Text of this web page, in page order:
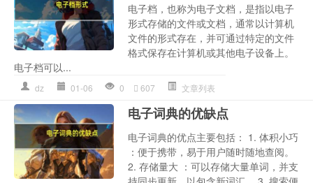
电子档，也称为电子文档，是指以电子
形式存储的文件或文档，通常以计算机
文件的形式存在，并可通过特定的文件
格式保存在计算机或其他电子设备上。
电子档可以...
dz 01-06 0 607 文章列表
电子词典的优缺点
电子词典的优点主要包括： 1. 体积小巧
：便于携带，易于用户随时随地查阅。
2. 存储量大 ：可以存储大量单词，并支